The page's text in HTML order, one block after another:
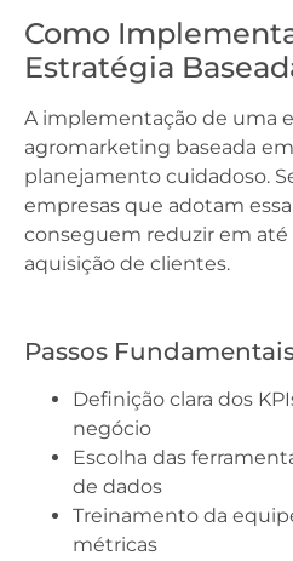
Como
Estratégia
A implementação de uma
agromarketing baseada
planejamento cuidadoso.
empresas que adotam
conseguem reduzir em até
aquisição de clientes.
Passos
Definição clara dos
negócio
Escolha das
de dados
Treinamento da
métricas